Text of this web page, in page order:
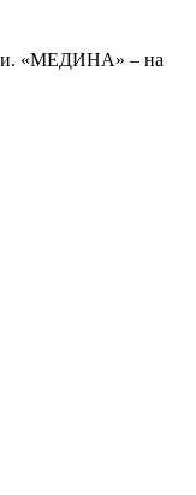
«МЕДИНА» – на